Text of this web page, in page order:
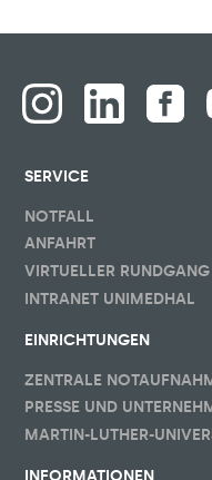
SERVICE
NOTFALL
ANFAHRT
VIRTUELLER RUNDGANG
INTRANET UNIMEDHAL
EINRICHTUNGEN
ZENTRALE
PRESSE UND
MARTIN-LUTHER-
INFORMATIONEN